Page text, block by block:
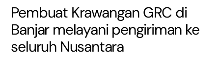
Pembuat Krawangan GRC di
Banjar melayani pengiriman ke
seluruh Nusantara